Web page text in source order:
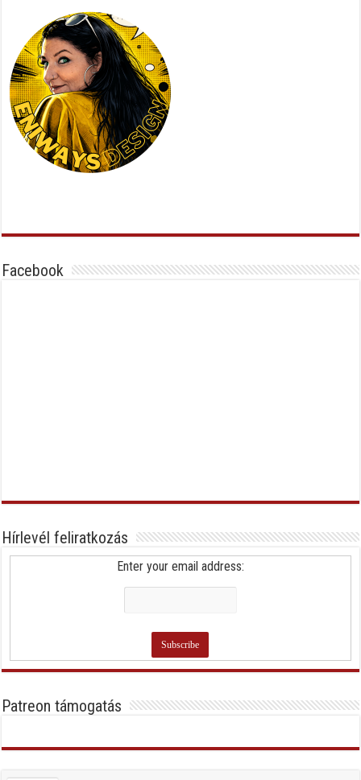
Facebook
Hírlevél feliratkozás
Enter your email address:
Patreon támogatás